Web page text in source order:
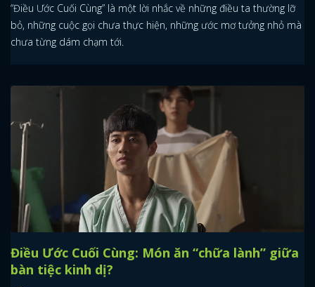
“Điều Ước Cuối Cùng” là một lời nhắc về những điều ta thường lỡ
bỏ, những cuộc gọi chưa thực hiện, những ước mơ tưởng nhỏ mà
chưa từng dám chạm tới.
Điều Ước Cuối Cùng: Món ăn “chữa lành” giữa
bàn tiệc kinh dị?